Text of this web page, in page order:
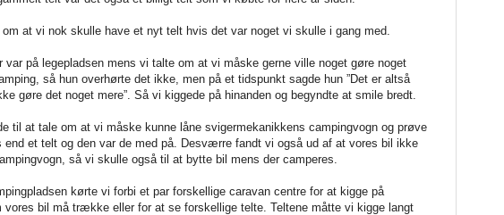
at vi nok skulle have et nyt telt hvis det var noget vi skulle i gang med.
på legepladsen mens vi talte om at vi måske gerne ville noget gøre noget
så hun overhørte det ikke, men på et tidspunkt sagde hun ”Det er altså
gøre det noget mere”. Så vi kiggede på hinanden og begyndte at smile bredt.
til at tale om at vi måske kunne låne svigermekanikkens campingvogn og prøve
end et telt og den var de med på. Desværre fandt vi også ud af at vores bil ikke
så vi skulle også til at bytte bil mens der camperes.
kørte vi forbi et par forskellige caravan centre for at kigge på
vores bil må trække eller for at se forskellige telte. Teltene måtte vi kigge langt